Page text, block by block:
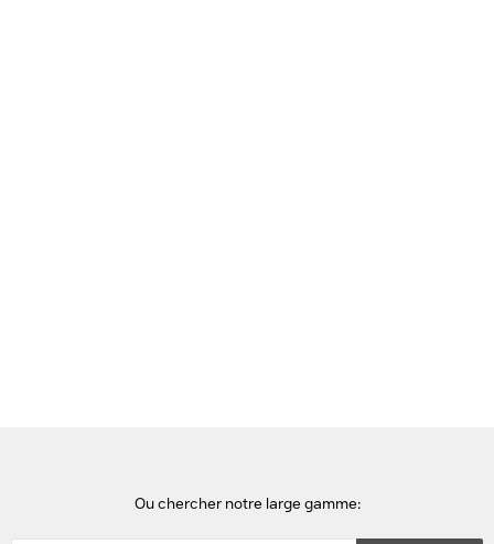
Ou chercher notre large gamme: